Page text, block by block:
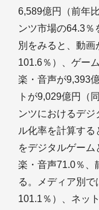
6,589億円（前年
ンツ市場の64.3％
別をみると、動
101.6％）、ゲー
楽・音声が9,393
トが9,029億円（
ンツにおけるデ
ル化率を計算す
をデジタルゲー
楽・音声71.0％、
る。メディア別
101.1％）、ネッ